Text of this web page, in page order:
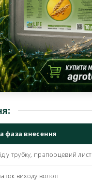
фаза внесення
у трубку, прапорцевий лист
виходу волоті